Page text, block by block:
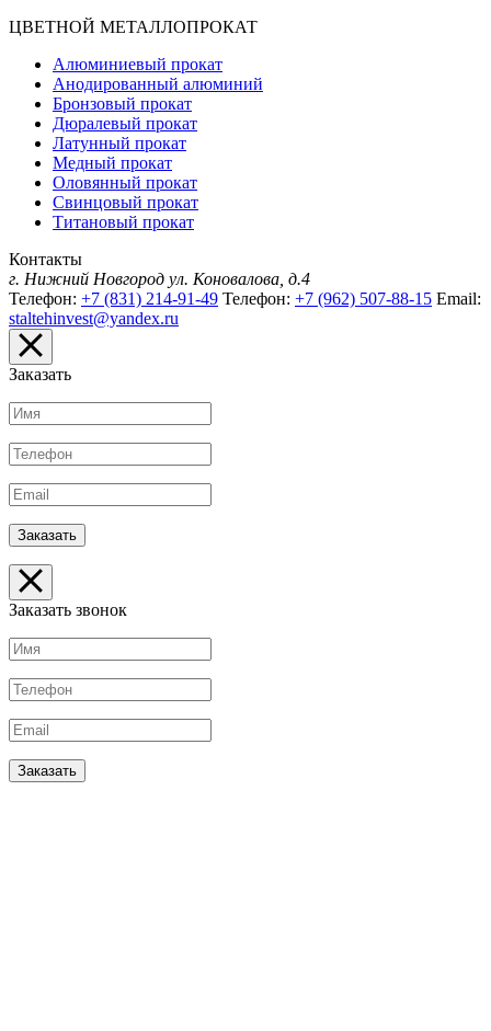
ЦВЕТНОЙ МЕТАЛЛОПРОКАТ
Алюминиевый прокат
Анодированный алюминий
Бронзовый прокат
Дюралевый прокат
Латунный прокат
Медный прокат
Оловянный прокат
Свинцовый прокат
Титановый прокат
Контакты
г. Нижний Новгород ул. Коновалова, д.4
Телефон: +7 (831) 214-91-49 Телефон: +7 (962) 507-88-15 Email:
staltehinvest@yandex.ru
Заказать
Заказать звонок